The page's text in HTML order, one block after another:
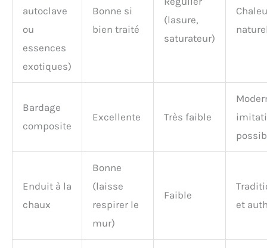
autoclave
ou
essences
exotiques)
Bonne si
bien traité
(lasure,
saturateur)
Bardage
composite
Excellente Très faible
Enduit à la
chaux
Bonne
(laisse
respirer le
mur)
Faible
et